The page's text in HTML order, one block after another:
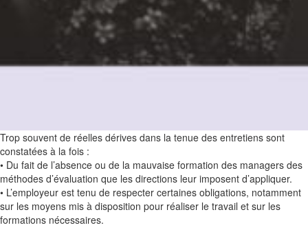
Trop souvent de réelles dérives dans la tenue des entretiens sont
constatées à la fois :
• Du fait de l’absence ou de la mauvaise formation des managers des
méthodes d’évaluation que les directions leur imposent d’appliquer.
• L’employeur est tenu de respecter certaines obligations, notamment
sur les moyens mis à disposition pour réaliser le travail et sur les
formations nécessaires.